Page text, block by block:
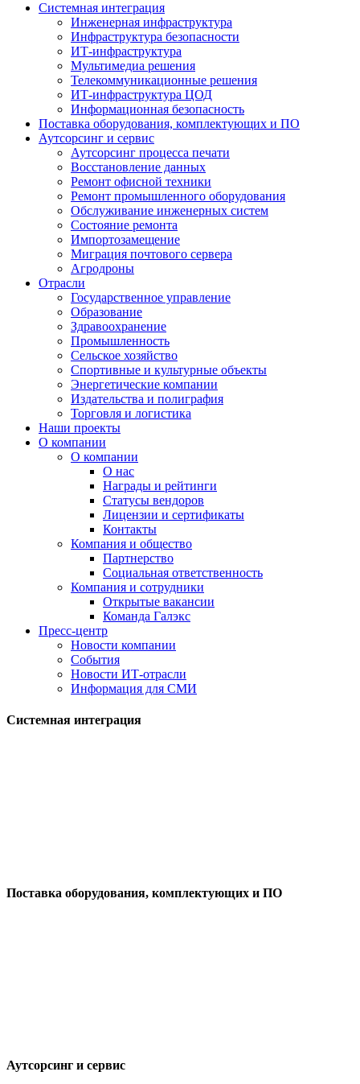
Системная интеграция
Инженерная инфраструктура
Инфраструктура безопасности
ИТ-инфраструктура
Мультимедиа решения
Телекоммуникационные решения
ИТ-инфраструктура ЦОД
Информационная безопасность
Поставка оборудования, комплектующих и ПО
Аутсорсинг и сервис
Аутсорсинг процесса печати
Восстановление данных
Ремонт офисной техники
Ремонт промышленного оборудования
Обслуживание инженерных систем
Состояние ремонта
Импортозамещение
Миграция почтового сервера
Агродроны
Отрасли
Государственное управление
Образование
Здравоохранение
Промышленность
Сельское хозяйство
Спортивные и культурные объекты
Энергетические компании
Издательства и полиграфия
Торговля и логистика
Наши проекты
О компании
О компании
О нас
Награды и рейтинги
Статусы вендоров
Лицензии и сертификаты
Контакты
Компания и общество
Партнерство
Социальная ответственность
Компания и сотрудники
Открытые вакансии
Команда Галэкс
Пресс-центр
Новости компании
События
Новости ИТ-отрасли
Информация для СМИ
Системная интеграция
Поставка оборудования, комплектующих и ПО
Аутсорсинг и сервис